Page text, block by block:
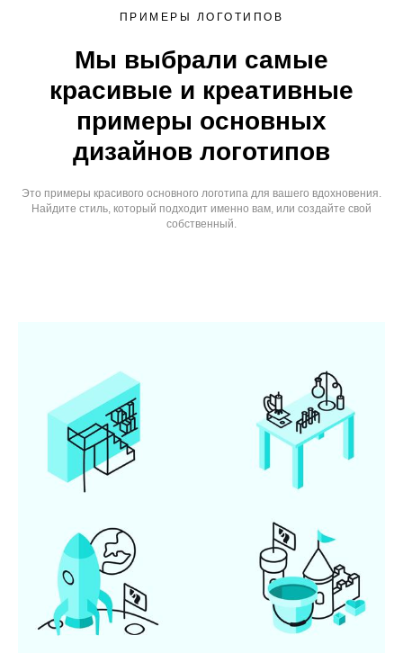
ПРИМЕРЫ ЛОГОТИПОВ
Мы выбрали самые
красивые и креативные
примеры основных
дизайнов логотипов
Это примеры красивого основного логотипа для вашего вдохновения.
Найдите стиль, который подходит именно вам, или создайте свой
собственный.